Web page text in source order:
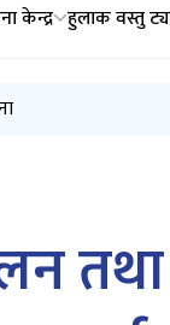
केन्द्र हुलाक वस्तु
सूचना । (आसयको
अनुरोध सम्बन्धी
सूचना